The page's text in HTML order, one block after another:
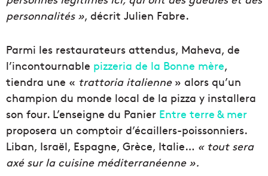
personnalités », décrit Julien Fabre.
Parmi les restaurateurs attendus, Maheva, de
l’incontournable pizzeria de la Bonne mère,
tiendra une « trattoria italienne» alors qu’un
champion du monde local de la pizza y installera
son four. L’enseigne du Panier Entre terre & mer
proposera un comptoir d’écaillers-poissonniers.
Liban, Israël, Espagne, Grèce, Italie… « tout sera
axé sur la cuisine méditerranéenne ».